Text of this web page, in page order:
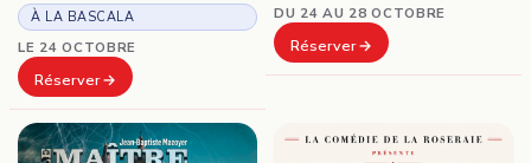
À LA BASCALA
LE 24 OCTOBRE
Réserver
DU 24 AU 28 OCTOBRE
Réserver